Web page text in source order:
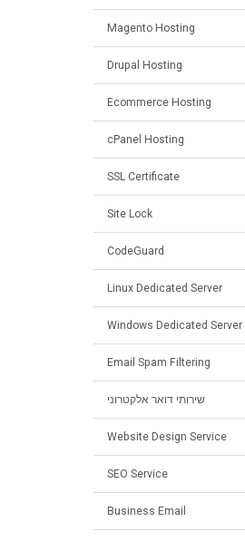
Magento Hosting
Drupal Hosting
Ecommerce Hosting
cPanel Hosting
SSL Certificate
Site Lock
CodeGuard
Linux Dedicated Server
Windows Dedicated Server
Email Spam Filtering
שירותי דואר אלקטרוני
Website Design Service
SEO Service
Business Email